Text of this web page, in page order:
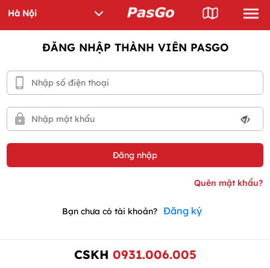
ĐĂNG NHẬP THÀNH VIÊN PASGO
Bạn chưa có tài khoản? Đăng ký
CSKH 0931.006.005